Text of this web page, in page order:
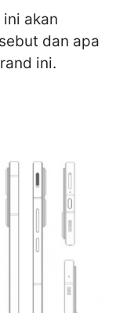
akan
dan apa
ini.